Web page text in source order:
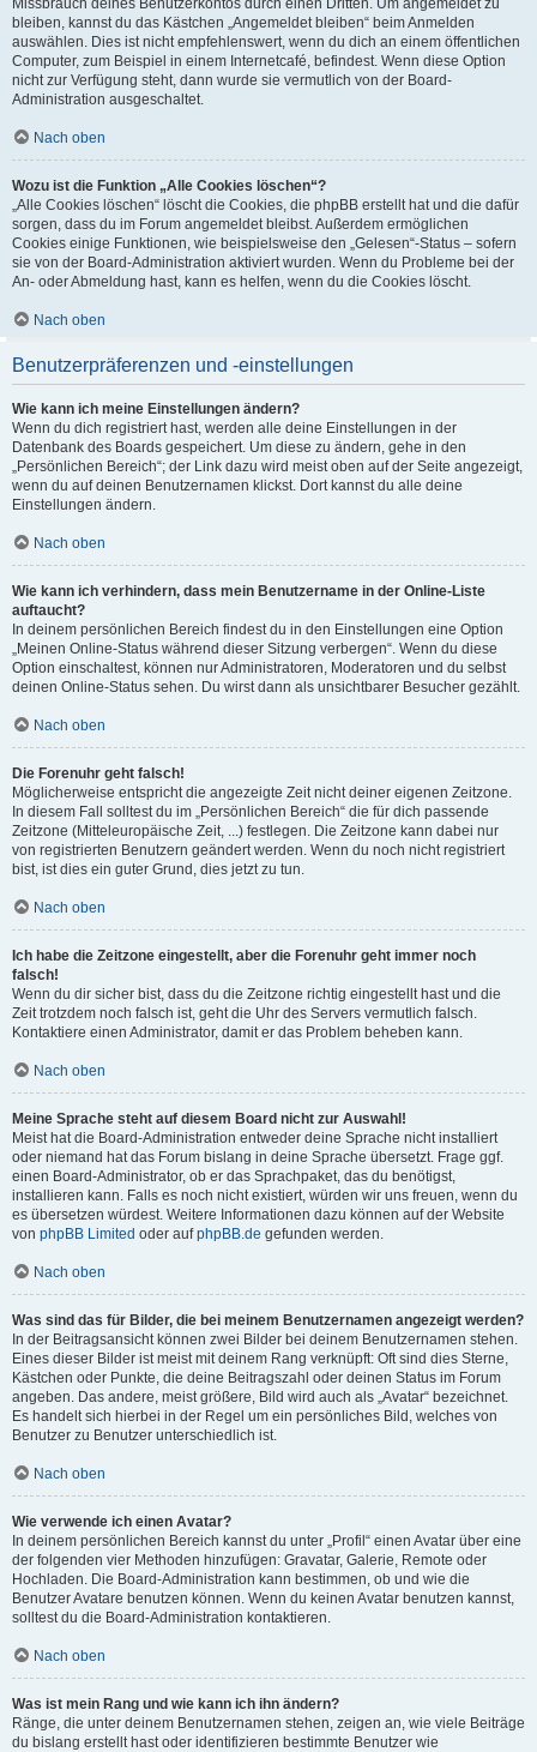
Missbrauch deines Benutzerkontos durch einen Dritten. Um angemeldet zu
bleiben, kannst du das Kästchen „Angemeldet bleiben“ beim Anmelden
auswählen. Dies ist nicht empfehlenswert, wenn du dich an einem öffentlichen
Computer, zum Beispiel in einem Internetcafé, befindest. Wenn diese Option
nicht zur Verfügung steht, dann wurde sie vermutlich von der Board-
Administration ausgeschaltet.
Nach oben
Wozu ist die Funktion „Alle Cookies löschen“?
„Alle Cookies löschen“ löscht die Cookies, die phpBB erstellt hat und die dafür
sorgen, dass du im Forum angemeldet bleibst. Außerdem ermöglichen
Cookies einige Funktionen, wie beispielsweise den „Gelesen“-Status – sofern
sie von der Board-Administration aktiviert wurden. Wenn du Probleme bei der
An- oder Abmeldung hast, kann es helfen, wenn du die Cookies löscht.
Nach oben
Benutzerpräferenzen und -einstellungen
Wie kann ich meine Einstellungen ändern?
Wenn du dich registriert hast, werden alle deine Einstellungen in der
Datenbank des Boards gespeichert. Um diese zu ändern, gehe in den
„Persönlichen Bereich“; der Link dazu wird meist oben auf der Seite angezeigt,
wenn du auf deinen Benutzernamen klickst. Dort kannst du alle deine
Einstellungen ändern.
Nach oben
Wie kann ich verhindern, dass mein Benutzername in der Online-Liste
auftaucht?
In deinem persönlichen Bereich findest du in den Einstellungen eine Option
„Meinen Online-Status während dieser Sitzung verbergen“. Wenn du diese
Option einschaltest, können nur Administratoren, Moderatoren und du selbst
deinen Online-Status sehen. Du wirst dann als unsichtbarer Besucher gezählt.
Nach oben
Die Forenuhr geht falsch!
Möglicherweise entspricht die angezeigte Zeit nicht deiner eigenen Zeitzone.
In diesem Fall solltest du im „Persönlichen Bereich“ die für dich passende
Zeitzone (Mitteleuropäische Zeit, ...) festlegen. Die Zeitzone kann dabei nur
von registrierten Benutzern geändert werden. Wenn du noch nicht registriert
bist, ist dies ein guter Grund, dies jetzt zu tun.
Nach oben
Ich habe die Zeitzone eingestellt, aber die Forenuhr geht immer noch
falsch!
Wenn du dir sicher bist, dass du die Zeitzone richtig eingestellt hast und die
Zeit trotzdem noch falsch ist, geht die Uhr des Servers vermutlich falsch.
Kontaktiere einen Administrator, damit er das Problem beheben kann.
Nach oben
Meine Sprache steht auf diesem Board nicht zur Auswahl!
Meist hat die Board-Administration entweder deine Sprache nicht installiert
oder niemand hat das Forum bislang in deine Sprache übersetzt. Frage ggf.
einen Board-Administrator, ob er das Sprachpaket, das du benötigst,
installieren kann. Falls es noch nicht existiert, würden wir uns freuen, wenn du
es übersetzen würdest. Weitere Informationen dazu können auf der Website
von phpBB Limited oder aufphpBB.de gefunden werden.
Nach oben
Was sind das für Bilder, die bei meinem Benutzernamen angezeigt werden?
In der Beitragsansicht können zwei Bilder bei deinem Benutzernamen stehen.
Eines dieser Bilder ist meist mit deinem Rang verknüpft: Oft sind dies Sterne,
Kästchen oder Punkte, die deine Beitragszahl oder deinen Status im Forum
angeben. Das andere, meist größere, Bild wird auch als „Avatar“ bezeichnet.
Es handelt sich hierbei in der Regel um ein persönliches Bild, welches von
Benutzer zu Benutzer unterschiedlich ist.
Nach oben
Wie verwende ich einen Avatar?
In deinem persönlichen Bereich kannst du unter „Profil“ einen Avatar über eine
der folgenden vier Methoden hinzufügen: Gravatar, Galerie, Remote oder
Hochladen. Die Board-Administration kann bestimmen, ob und wie die
Benutzer Avatare benutzen können. Wenn du keinen Avatar benutzen kannst,
solltest du die Board-Administration kontaktieren.
Nach oben
Was ist mein Rang und wie kann ich ihn ändern?
Ränge, die unter deinem Benutzernamen stehen, zeigen an, wie viele Beiträge
du bislang erstellt hast oder identifizieren bestimmte Benutzer wie